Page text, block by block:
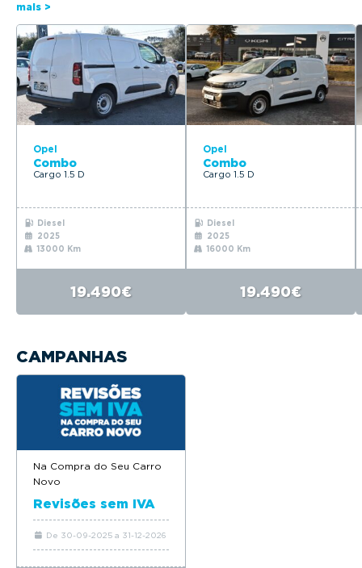
mais >
Opel
Combo
Cargo 1.5 D
Diesel
2025
13000 Km
19.490€
Opel
Combo
Cargo 1.5 D
Diesel
2025
16000 Km
19.490€
CAMPANHAS
Na Compra do Seu Carro
Novo
Revisões sem IVA
De 30-09-2025 a 31-12-2026